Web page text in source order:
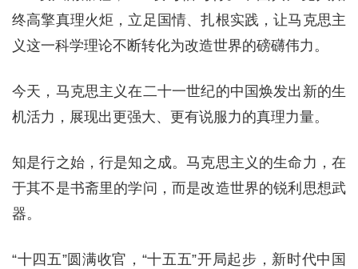
终高擎真理火炬，立足国情、扎根实践，让马克思主
义这一科学理论不断转化为改造世界的磅礴伟力。
今天，马克思主义在二十一世纪的中国焕发出新的生
机活力，展现出更强大、更有说服力的真理力量。
知是行之始，行是知之成。马克思主义的生命力，在
于其不是书斋里的学问，而是改造世界的锐利思想武
器。
“十四五”圆满收官，“十五五”开局起步，新时代中国